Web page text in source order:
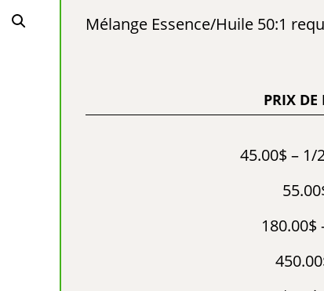
Mélange Essence/Huile 50:1
PRIX DE
45.00$ – 1/
180.00$